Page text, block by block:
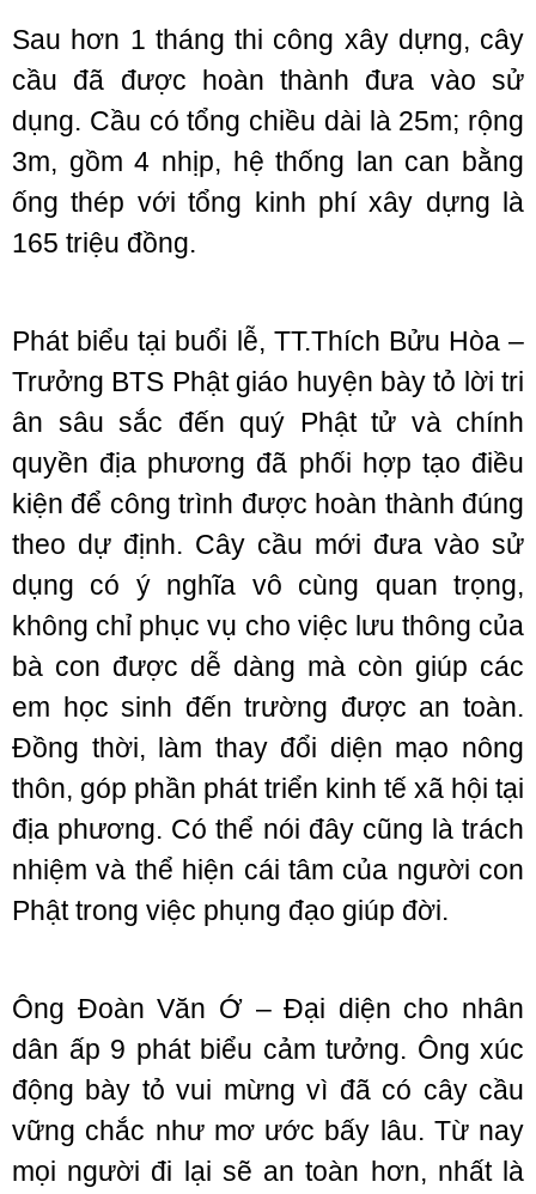
Sau hơn 1 tháng thi công xây dựng, cây
cầu đã được hoàn thành đưa vào sử
dụng. Cầu có tổng chiều dài là 25m; rộng
3m, gồm 4 nhịp, hệ thống lan can bằng
ống thép với tổng kinh phí xây dựng là
165 triệu đồng.
Phát biểu tại buổi lễ, TT.Thích Bửu Hòa –
Trưởng BTS Phật giáo huyện bày tỏ lời tri
ân sâu sắc đến quý Phật tử và chính
quyền địa phương đã phối hợp tạo điều
kiện để công trình được hoàn thành đúng
theo dự định. Cây cầu mới đưa vào sử
dụng có ý nghĩa vô cùng quan trọng,
không chỉ phục vụ cho việc lưu thông của
bà con được dễ dàng mà còn giúp các
em học sinh đến trường được an toàn.
Đồng thời, làm thay đổi diện mạo nông
thôn, góp phần phát triển kinh tế xã hội tại
địa phương. Có thể nói đây cũng là trách
nhiệm và thể hiện cái tâm của người con
Phật trong việc phụng đạo giúp đời.
Ông Đoàn Văn Ớ – Đại diện cho nhân
dân ấp 9 phát biểu cảm tưởng. Ông xúc
động bày tỏ vui mừng vì đã có cây cầu
vững chắc như mơ ước bấy lâu. Từ nay
mọi người đi lại sẽ an toàn hơn, nhất là